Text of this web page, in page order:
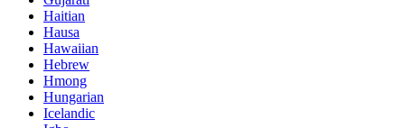
Haitian
Hausa
Hawaiian
Hebrew
Hmong
Hungarian
Icelandic